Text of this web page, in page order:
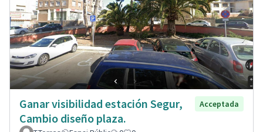
Ganar visibilidad estación Segur,
Cambio diseño plaza.
Acceptada